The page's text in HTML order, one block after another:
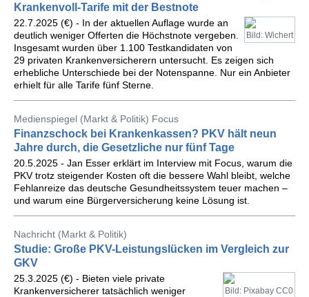
Krankenvoll-Tarife mit der Bestnote
Bild: Wichert
22.7.2025 (€) - In der aktuellen Auflage wurde an
deutlich weniger Offerten die Höchstnote vergeben.
Insgesamt wurden über 1.100 Testkandidaten von
29 privaten Krankenversicherern untersucht. Es zeigen sich
erhebliche Unterschiede bei der Notenspanne. Nur ein Anbieter
erhielt für alle Tarife fünf Sterne.
Medienspiegel (Markt & Politik) Focus
Finanzschock bei Krankenkassen? PKV hält neun
Jahre durch, die Gesetzliche nur fünf Tage
20.5.2025 - Jan Esser erklärt im Interview mit Focus, warum die
PKV trotz steigender Kosten oft die bessere Wahl bleibt, welche
Fehlanreize das deutsche Gesundheitssystem teuer machen –
und warum eine Bürgerversicherung keine Lösung ist.
Nachricht (Markt & Politik)
Studie: Große PKV-Leistungslücken im Vergleich zur
GKV
Bild: Pixabay CC0
25.3.2025 (€) - Bieten viele private
Krankenversicherer tatsächlich weniger